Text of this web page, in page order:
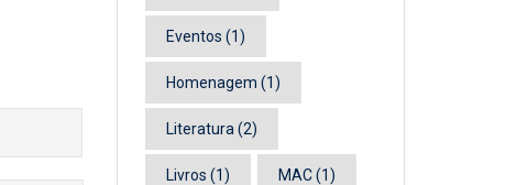
Eventos (1)
Homenagem (1)
Literatura (2)
Livros (1) MAC(1)